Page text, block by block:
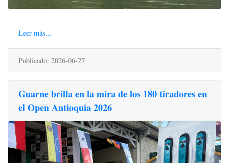
Leer más...
Publicado: 2026-06-27
Guarne brilla en la mira de los 180 tiradores en
el Open Antioquia 2026